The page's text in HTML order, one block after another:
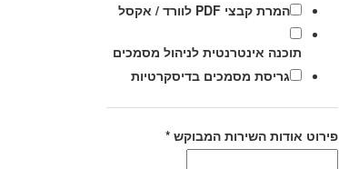
המרת קבצי PDF לוורד / אקסל
תוכנה אינטרנטית לניהול מסמכים
גריסת מסמכים בדיסקרטיות
פירוט אודות השירות המבוקש *